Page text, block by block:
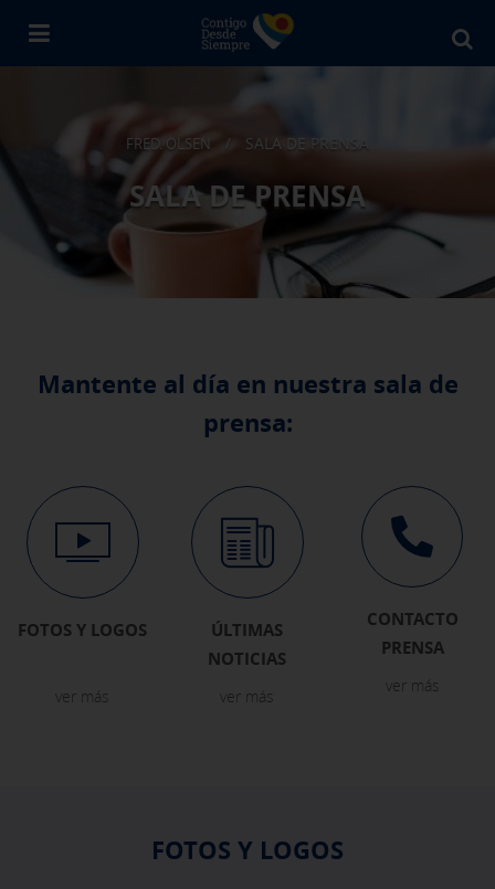
FRED. OLSEN / SALA DE PRENSA
SALA DE PRENSA
Mantente al día en nuestra sala de
prensa:
FOTOS Y LOGOS
ver más
ÚLTIMAS
NOTICIAS
ver más
CONTACTO
PRENSA
ver más
FOTOS Y LOGOS